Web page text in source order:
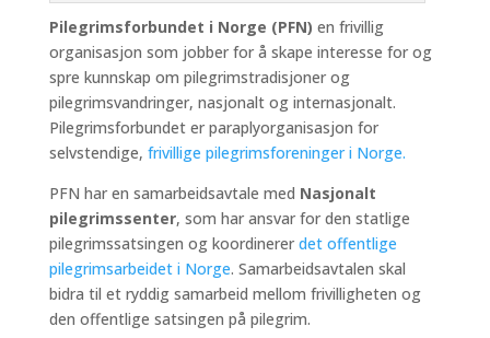
Pilegrimsforbundet i Norge (PFN) en frivillig
organisasjon som jobber for å skape interesse for og
spre kunnskap om pilegrimstradisjoner og
pilegrimsvandringer, nasjonalt og internasjonalt.
Pilegrimsforbundet er paraplyorganisasjon for
selvstendige, frivillige pilegrimsforeninger i Norge.
PFN har en samarbeidsavtale med Nasjonalt
pilegrimssenter, som har ansvar for den statlige
pilegrimssatsingen og koordinerer det offentlige
pilegrimsarbeidet i Norge. Samarbeidsavtalen skal
bidra til et ryddig samarbeid mellom frivilligheten og
den offentlige satsingen på pilegrim.